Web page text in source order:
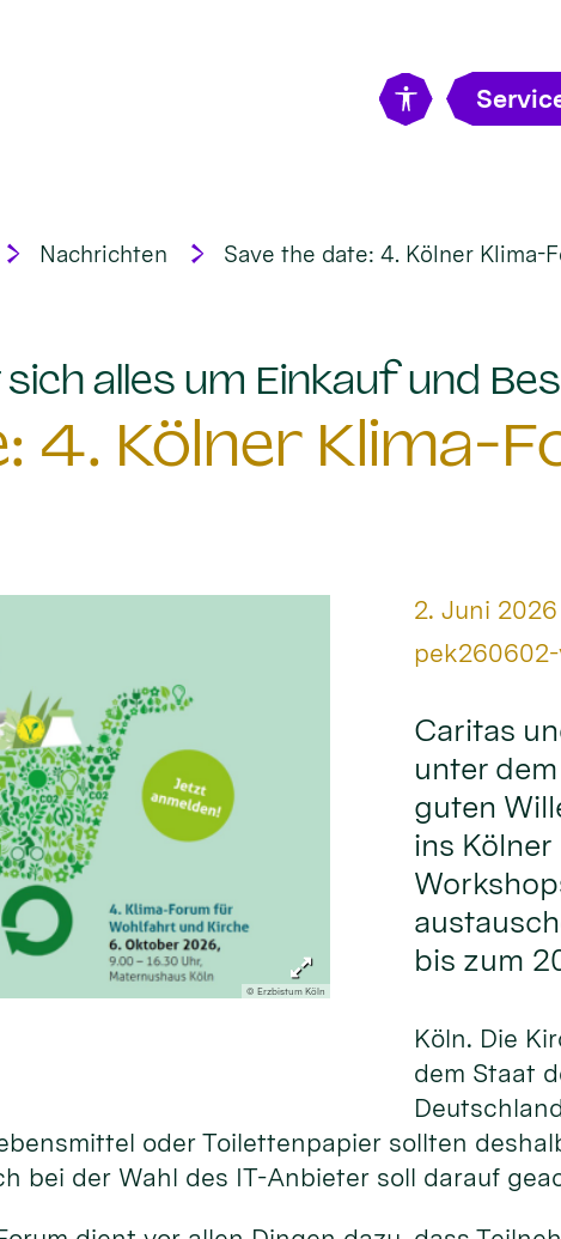
Nachrichten Save the date: 4. Kölner Klima-
alles um Einkauf und
4. Kölner Klima-
© Erzbistum Köln
Datum:
2. Juni 2026
Von:
Caritas
unter
guten
ins
bis zum
Köln. Die
dem Staat
oder Toilettenpapier sollten
bei der Wahl des IT-Anbieter soll darauf